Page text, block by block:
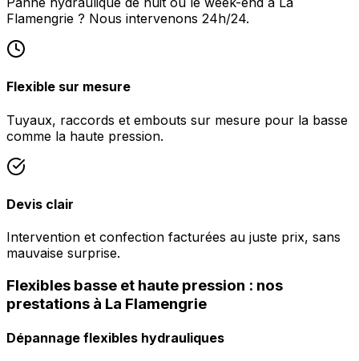
Flamengrie ? Nous intervenons 24h/24.
Flexible sur mesure
Tuyaux, raccords et embouts sur mesure pour la basse
comme la haute pression.
Devis clair
Intervention et confection facturées au juste prix, sans
mauvaise surprise.
Flexibles basse et haute pression : nos
prestations à La Flamengrie
Dépannage flexibles hydrauliques